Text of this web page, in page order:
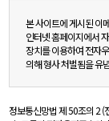
본 사이트에 게시된 이
인터넷 홈페이지에서
장치를 이용하여 전자
의해 형사 처벌됨을 유
정보통신망법 제 50조의 2 (